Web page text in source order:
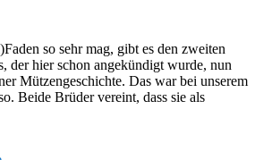
so sehr mag, gibt es den zweiten
der hier schon angekündigt wurde, nun
Mützengeschichte. Das war bei unserem
Beide Brüder vereint, dass sie als